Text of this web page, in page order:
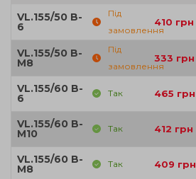
VL.155/50 B-
6
Під
замовлення
410 грн
VL.155/50 B-
M8
Під
замовлення
333 грн
VL.155/60 B-
6 Так 465 грн
VL.155/60 B-
M10 Так 412 грн
VL.155/60 B-
M8 Так 409 грн